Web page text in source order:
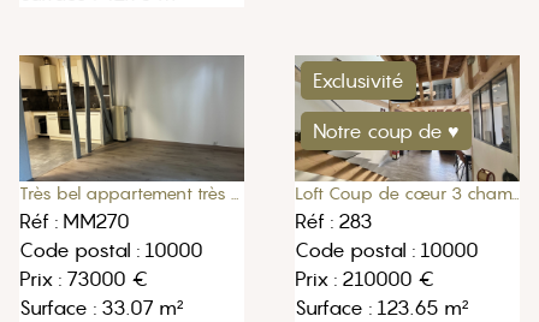
Très bel appartement très proche de la gare de Troyes
Réf : MM270
Code postal : 10000
Prix : 73000 €
Surface : 33.07 m²
Exclusivité
Notre coup de ♥
Loft Coup de cœur 3 chambres
Réf : 283
Code postal : 10000
Prix : 210000 €
Surface : 123.65 m²